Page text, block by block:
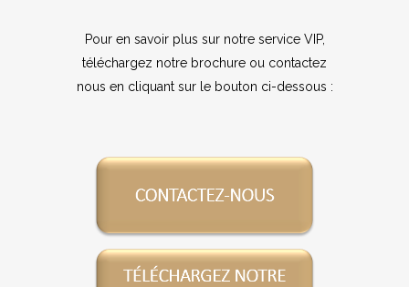
Pour en savoir plus sur notre service VIP,
téléchargez notre brochure ou contactez
nous en cliquant sur le bouton ci-dessous :